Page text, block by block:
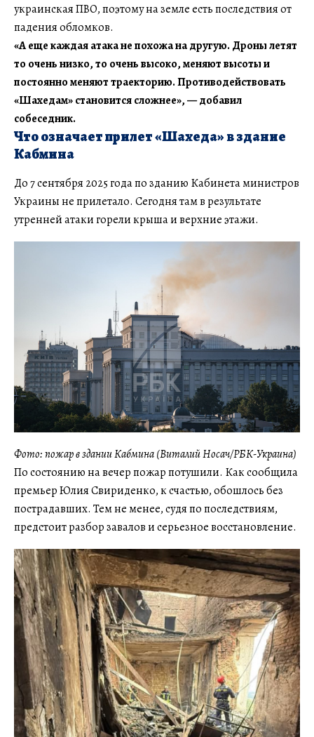
украинская ПВО, поэтому на земле есть последствия от
падения обломков.
«А еще каждая атака не похожа на другую. Дроны летят
то очень низко, то очень высоко, меняют высоты и
постоянно меняют траекторию. Противодействовать
«Шахедам» становится сложнее», — добавил
собеседник.
Что означает прилет «Шахеда» в здание
Кабмина
До 7 сентября 2025 года по зданию Кабинета министров
Украины не прилетало. Сегодня там в результате
утренней атаки горели крыша и верхние этажи.
Фото: пожар в здании Кабмина (Виталий Носач/РБК-Украина)
По состоянию на вечер пожар потушили. Как сообщила
премьер Юлия Свириденко, к счастью, обошлось без
пострадавших. Тем не менее, судя по последствиям,
предстоит разбор завалов и серьезное восстановление.